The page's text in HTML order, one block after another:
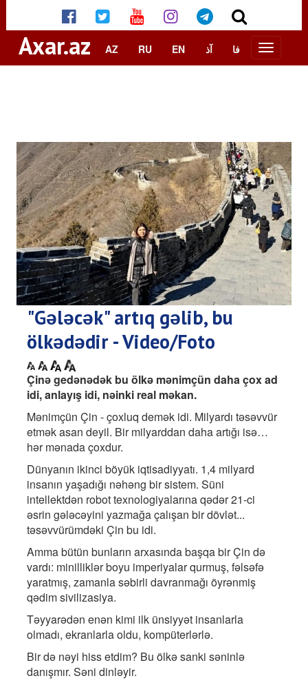
Axar.az AZ RU EN آذ فا
"Gələcək" artıq gəlib, bu
ölkədədir - Video/Foto
Çinə gedənədək bu ölkə mənimçün daha çox ad
idi, anlayış idi, nəinki real məkan.
Mənimçün Çin - çoxluq demək idi. Milyardı təsəvvür
etmək asan deyil. Bir milyarddan daha artığı isə…
hər mənada çoxdur.
Dünyanın ikinci böyük iqtisadiyyatı. 1,4 milyard
insanın yaşadığı nəhəng bir sistem. Süni
intellektdən robot texnologiyalarına qədər 21-ci
əsrin gələcəyini yazmağa çalışan bir dövlət...
təsəvvürümdəki Çin bu idi.
Amma bütün bunların arxasında başqa bir Çin də
vardı: minilliklər boyu imperiyalar qurmuş, fəlsəfə
yaratmış, zamanla səbirli davranmağı öyrənmiş
qədim sivilizasiya.
Təyyarədən enən kimi ilk ünsiyyət insanlarla
olmadı, ekranlarla oldu, kompüterlərlə.
Bir də nəyi hiss etdim? Bu ölkə sanki səninlə
danışmır. Səni dinləyir.